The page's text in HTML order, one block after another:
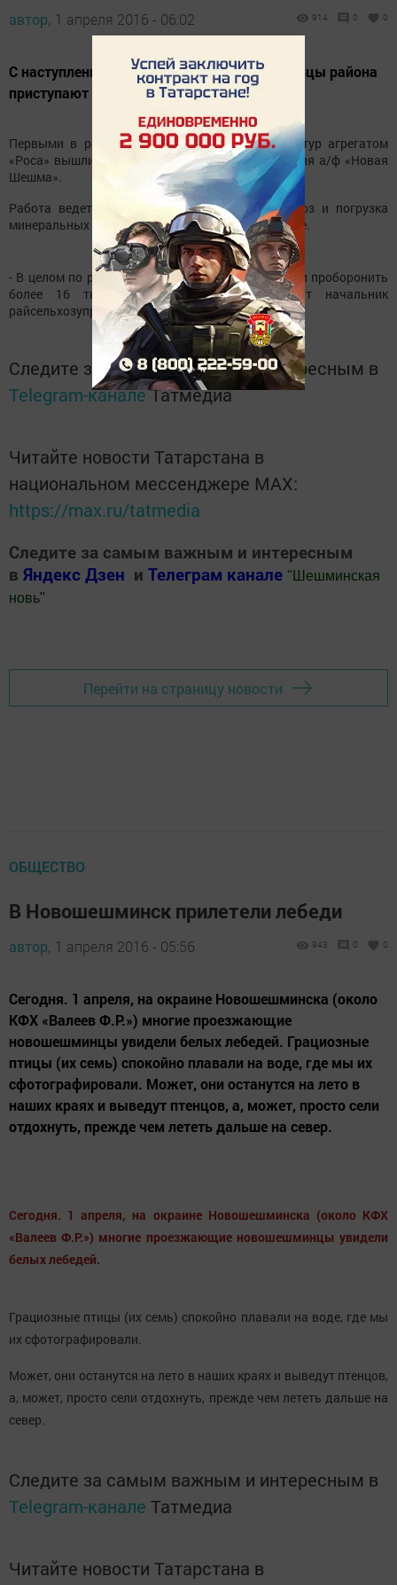
автор, 1 апреля 2016 - 06:02 914 0 0
С наступлением хорошей погоды земледельцы района
приступают к весенне-полевым работам.
Первыми в районе на подкормку озимых культур агрегатом
«Роса» вышли земледельцы Азеевского отделения а/ф «Новая
Шешма».
Работа ведется слаженно, организованы подвоз и погрузка
минеральных удобрений непосредственно на поле.
- В целом по району нам предстоит подкормить и проборонить
более 16 тыс. гектаров озимых, - говорит начальник
райсельхозуправления Леонид Богомолов.
Следите за самым важным и интересным в
Telegram-канале Татмедиа
Читайте новости Татарстана в
национальном мессенджере MАХ:
https://max.ru/tatmedia
Следите за самым важным и интересным
в Яндекс Дзен и Телеграм канале " Шешминская
новь"
Перейти на страницу новости
ОБЩЕСТВО
В Новошешминск прилетели лебеди
автор, 1 апреля 2016 - 05:56 943 0 0
Сегодня. 1 апреля, на окраине Новошешминска (около
КФХ «Валеев Ф.Р.») многие проезжающие
новошешминцы увидели белых лебедей. Грациозные
птицы (их семь) спокойно плавали на воде, где мы их
сфотографировали. Может, они останутся на лето в
наших краях и выведут птенцов, а, может, просто сели
отдохнуть, прежде чем лететь дальше на север.
Сегодня. 1 апреля, на окраине Новошешминска (около КФХ
«Валеев Ф.Р.») многие проезжающие новошешминцы увидели
белых лебедей.
Грациозные птицы (их семь) спокойно плавали на воде, где мы
их сфотографировали.
Может, они останутся на лето в наших краях и выведут птенцов,
а, может, просто сели отдохнуть, прежде чем лететь дальше на
север.
Следите за самым важным и интересным в
Telegram-канале Татмедиа
Читайте новости Татарстана в